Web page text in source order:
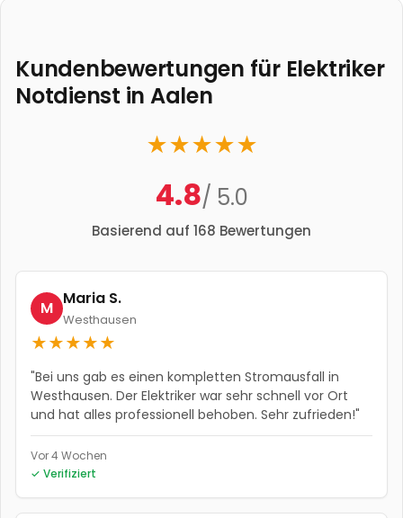
Kundenbewertungen für Elektriker
Notdienst in Aalen
★★★★★
4.8/ 5.0
Basierend auf 168 Bewertungen
M Maria S.
Westhausen
★★★★★
"Bei uns gab es einen kompletten Stromausfall in
Westhausen. Der Elektriker war sehr schnell vor Ort
und hat alles professionell behoben. Sehr zufrieden!"
Vor 4 Wochen
✓ Verifiziert